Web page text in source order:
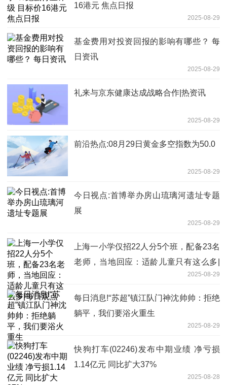
16港元 焦点日报
2025-08-29
基金费用对投资回报的影响有哪些？ 每
日资讯
2025-08-29
礼来与京东健康达成战略合作|热资讯
2025-08-29
前沿热点:08月29日黄金多空指数为50.0
2025-08-29
今日视点:首博举办房山琉璃河遗址专题
展
2025-08-29
上海一小学仅招22人分5个班，配备23名
老师，当地回应：适龄儿童只有这么多|
2025-08-29
每日消息!“苏超”镇江队门神沈帅帅：拒绝
躺平，我们要浴火重生
2025-08-29
快狗打车(02246)发布中期业绩 净亏损
1.14亿元 同比扩大37%
2025-08-28